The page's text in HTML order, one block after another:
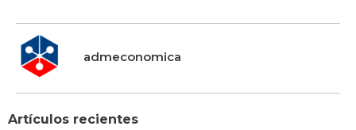
admeconomica
Artículos recientes